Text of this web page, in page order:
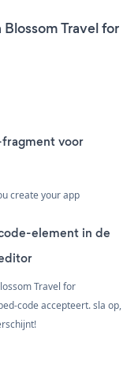
Travel for
voor
create your app
element in de
Travel for
code accepteert. sla op,